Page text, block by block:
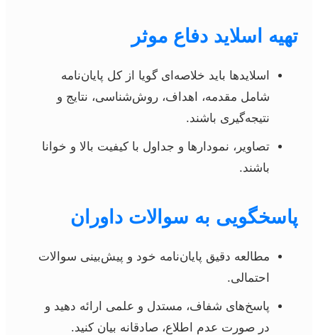
تهیه اسلاید دفاع موثر
اسلایدها باید خلاصه‌ای گویا از کل پایان‌نامه
شامل مقدمه، اهداف، روش‌شناسی، نتایج و
نتیجه‌گیری باشند.
تصاویر، نمودارها و جداول با کیفیت بالا و خوانا
باشند.
پاسخگویی به سوالات داوران
مطالعه دقیق پایان‌نامه خود و پیش‌بینی سوالات
احتمالی.
پاسخ‌های شفاف، مستدل و علمی ارائه دهید و
در صورت عدم اطلاع، صادقانه بیان کنید.